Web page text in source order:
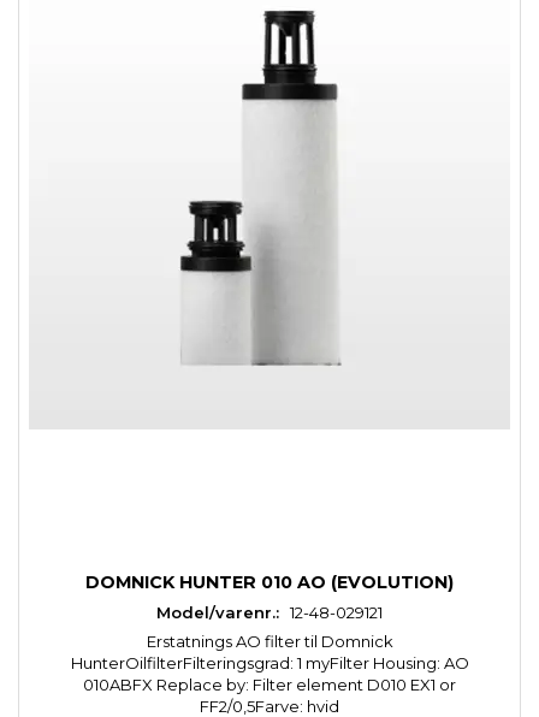
DOMNICK HUNTER 010 AO (EVOLUTION)
Model/varenr.: 12-48-029121
Erstatnings AO filter til Domnick
HunterOilfilterFilteringsgrad: 1 myFilter Housing: AO
010ABFX Replace by: Filter element D010 EX1 or
FF2/0,5Farve: hvid